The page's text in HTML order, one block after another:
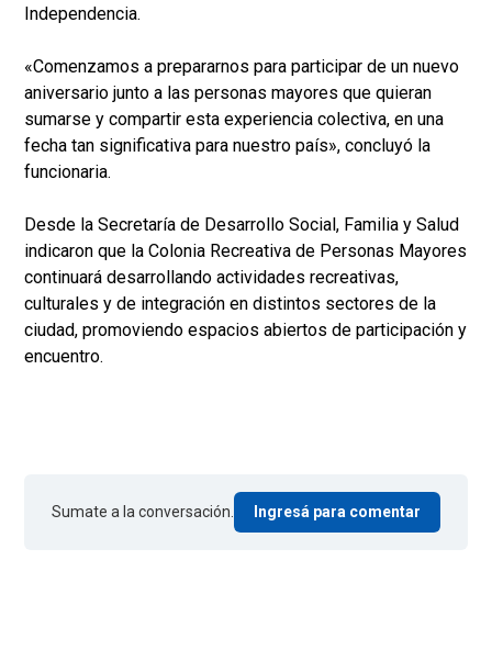
Independencia.
«Comenzamos a prepararnos para participar de un nuevo
aniversario junto a las personas mayores que quieran
sumarse y compartir esta experiencia colectiva, en una
fecha tan significativa para nuestro país», concluyó la
funcionaria.
Desde la Secretaría de Desarrollo Social, Familia y Salud
indicaron que la Colonia Recreativa de Personas Mayores
continuará desarrollando actividades recreativas,
culturales y de integración en distintos sectores de la
ciudad, promoviendo espacios abiertos de participación y
encuentro.
Sumate a la conversación. Ingresá para comentar